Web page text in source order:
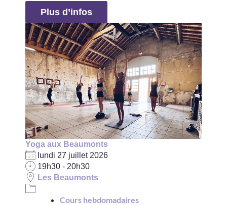
Plus d’infos
Yoga aux Beaumonts
lundi 27 juillet 2026
19h30 - 20h30
Les Beaumonts
Cours hebdomadaires